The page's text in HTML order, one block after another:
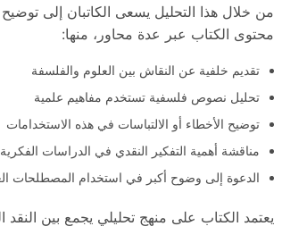
من خلال هذا التحليل يسعى الكاتبان إلى
محتوى الكتاب عبر عدة محاور، منها:
تقديم خلفية عن النقاش بين العلوم والفلسفة
تحليل نصوص فلسفية تستخدم مفاهيم علمية
توضيح الأخطاء أو الالتباسات في هذه الاستخدامات
مناقشة أهمية التفكير النقدي في الدراسات الفكرية
الدعوة إلى وضوح أكبر في استخدام المصطلحات
يعتمد الكتاب على منهج تحليلي يجمع بين النقد